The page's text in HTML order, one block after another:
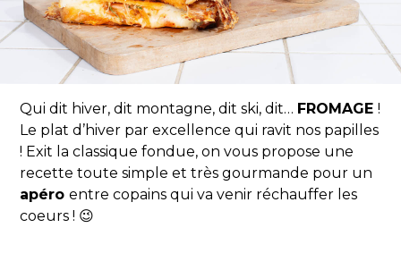
Qui dit hiver, dit montagne, dit ski, dit… FROMAGE!
Le plat d’hiver par excellence qui ravit nos papilles
! Exit la classique fondue, on vous propose une
recette toute simple et très gourmande pour un
apéroentre copains qui va venir réchauffer les
coeurs ! 😉